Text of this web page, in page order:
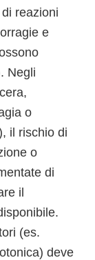
reazioni
e
Negli
o
il rischio di
o
di
il
(es.
deve